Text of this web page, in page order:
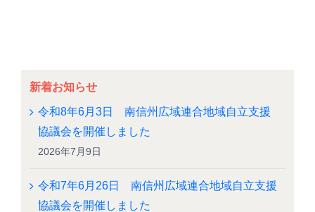
新着お知らせ
令和8年6月3日 南信州広域連合地域自立支援
協議会を開催しました
2026年7月9日
令和7年6月26日 南信州広域連合地域自立支援
協議会を開催しました